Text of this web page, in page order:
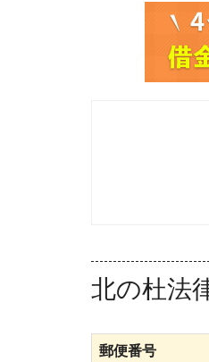
北の杜法
郵便番号